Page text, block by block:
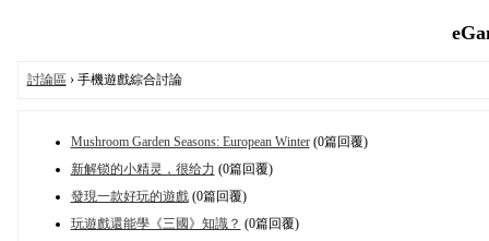
討論區 › 手機遊戲綜合討論
Mushroom Garden Seasons: European Winter(0篇回覆)
新解锁的小精灵，很给力 (0篇回覆)
發現一款好玩的遊戲(0篇回覆)
玩遊戲還能學《三國》知識？ (0篇回覆)